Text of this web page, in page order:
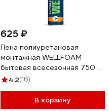
625 ₽
Пена полиуретановая
монтажная WELLFOAM
бытовая всесезонная 750
WF750B
4.2(16)
В корзину